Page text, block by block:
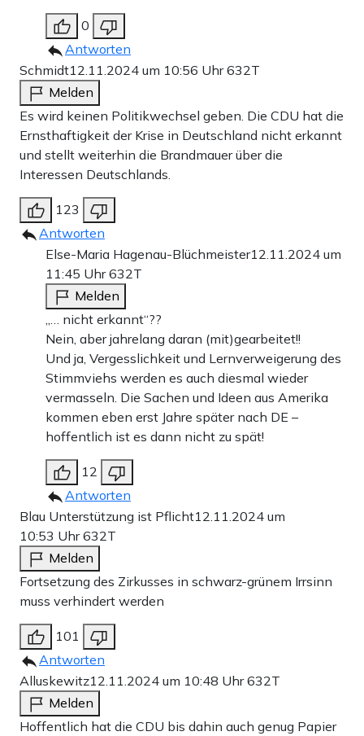
0
Antworten
Schmidt12.11.2024 um 10:56 Uhr632T
Melden
Es wird keinen Politikwechsel geben. Die CDU hat die
Ernsthaftigkeit der Krise in Deutschland nicht erkannt
und stellt weiterhin die Brandmauer über die
Interessen Deutschlands.
123
Antworten
Else-Maria Hagenau-Blüchmeister12.11.2024 um
11:45 Uhr632T
Melden
„… nicht erkannt“??
Nein, aber jahrelang daran (mit)gearbeitet!!
Und ja, Vergesslichkeit und Lernverweigerung des
Stimmviehs werden es auch diesmal wieder
vermasseln. Die Sachen und Ideen aus Amerika
kommen eben erst Jahre später nach DE –
hoffentlich ist es dann nicht zu spät!
12
Antworten
Blau Unterstützung ist Pflicht12.11.2024 um
10:53 Uhr632T
Melden
Fortsetzung des Zirkusses in schwarz-grünem Irrsinn
muss verhindert werden
101
Antworten
Alluskewitz12.11.2024 um 10:48 Uhr632T
Melden
Hoffentlich hat die CDU bis dahin auch genug Papier